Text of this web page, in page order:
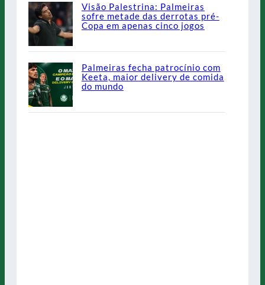
Visão Palestrina: Palmeiras
sofre metade das derrotas pré-
Copa em apenas cinco jogos
Palmeiras fecha patrocínio com
Keeta, maior delivery de comida
do mundo